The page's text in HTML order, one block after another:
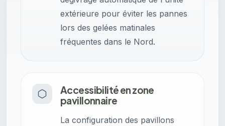
extérieure pour éviter les pannes
lors des gelées matinales
fréquentes dans le Nord.
Accessibilité en zone
pavillonnaire
La configuration des pavillons